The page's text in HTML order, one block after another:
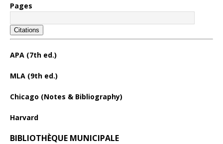
Pages
Citations
APA (7th ed.)
MLA (9th ed.)
Chicago (Notes & Bibliography)
Harvard
BIBLIOTHÈQUE MUNICIPALE